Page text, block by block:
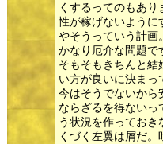
くするってのもあ
性が稼げないように
やそうっていう計画
かなり厄介な問題で
そもそもきちんと結
い方が良いに決まっ
今はそうでないから
ならざるを得ないっ
う状況を作ってお
くづく左翼は屑だ。